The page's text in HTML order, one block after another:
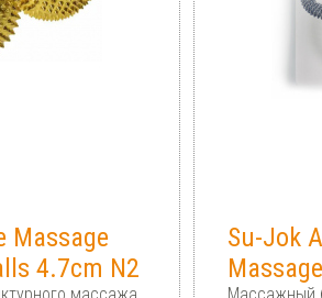
Massage
4.7cm N2
массажа
Su-Jok
Массажный